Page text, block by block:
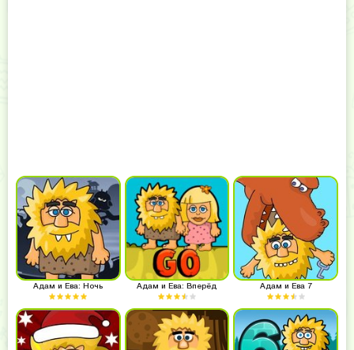
Адам и Ева: Ночь Адам и Ева: Вперёд Адам и Ева 7